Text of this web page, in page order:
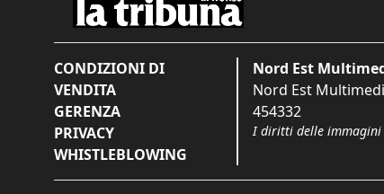
CONDIZIONI DI
VENDITA
GERENZA
PRIVACY
WHISTLEBLOWING
Nord Est
Nord Est
454332
I diritti delle immagini